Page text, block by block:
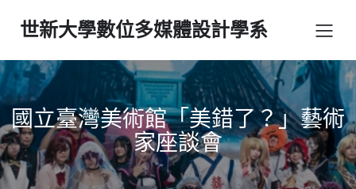
世新大學數位多媒體設計學系
國立臺灣美術館「美錯了？」藝術
家座談會